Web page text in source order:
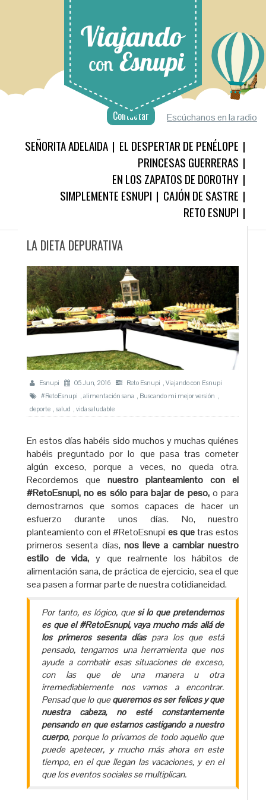
Escúchanos en la radio
Contactar
SEÑORITA ADELAIDA
EL DESPERTAR DE PENÉLOPE
PRINCESAS GUERRERAS
EN LOS ZAPATOS DE DOROTHY
SIMPLEMENTE ESNUPI
CAJÓN DE SASTRE
RETO ESNUPI
LA DIETA DEPURATIVA
Esnupi 05 Jun, 2016 Reto Esnupi , Viajando con Esnupi
#RetoEsnupi , alimentación sana , Buscando mi mejor versión ,
deporte , salud , vida saludable
En estos días habéis sido muchos y muchas quiénes
habéis preguntado por lo que pasa tras cometer
algún exceso, porque a veces, no queda otra.
Recordemos que nuestro planteamiento con el
#RetoEsnupi, no es sólo para bajar de peso,o para
demostrarnos que somos capaces de hacer un
esfuerzo durante unos días. No, nuestro
planteamiento con el #RetoEsnupi es quetras estos
primeros sesenta días, nos lleve a cambiar nuestro
estilo de vida, y que realmente los hábitos de
alimentación sana, de práctica de ejercicio, sea el que
sea pasen a formar parte de nuestra cotidianeidad.
Por tanto, es lógico, que si lo que pretendemos
es que el #RetoEsnupi, vaya mucho más allá de
los primeros sesenta días para los que está
pensado, tengamos una herramienta que nos
ayude a combatir esas situaciones de exceso,
con las que de una manera u otra
irremediablemente nos vamos a encontrar.
Pensad que lo quequeremos es ser felices y que
nuestra cabeza, no esté constantemente
pensando en que estamos castigando a nuestro
cuerpo, porque lo privamos de todo aquello que
puede apetecer, y mucho más ahora en este
tiempo, en el que llegan las vacaciones, y en el
que los eventos sociales se multiplican.